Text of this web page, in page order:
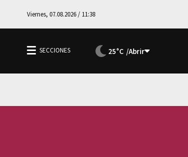
Viernes, 07.08.2026 / 11:38
25°C